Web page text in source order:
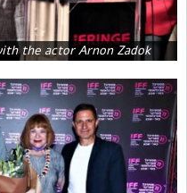
the actor Arnon Zadok